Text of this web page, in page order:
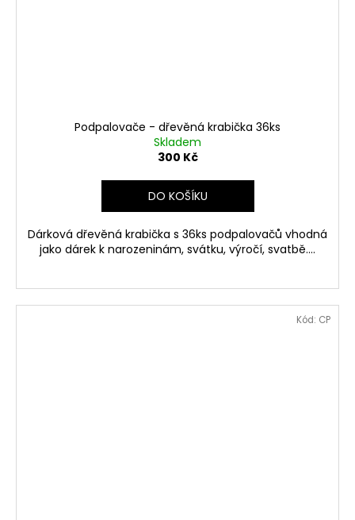
Podpalovače - dřevěná krabička 36ks
Skladem
300 Kč
DO KOŠÍKU
Dárková dřevěná krabička s 36ks podpalovačů vhodná
jako dárek k narozeninám, svátku, výročí, svatbě....
Kód: CP